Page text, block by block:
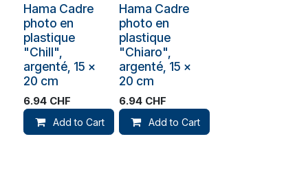
Hama Cadre
photo en
plastique
"Chill",
argenté, 15 x
20 cm
6.94CHF
Add to Cart
Hama Cadre
photo en
plastique
"Chiaro",
argenté, 15 x
20 cm
6.94CHF
Add to Cart